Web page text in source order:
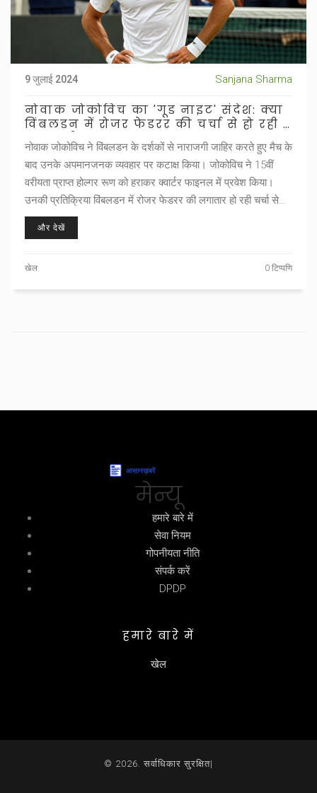
9 जुलाई 2024 Sanjana Sharma
नोवाक जोकोविच का 'गूड नाइट' संदेश: क्या
विंबलडन में रोजर फेडरर की चर्चा से हो रही है
नाराजगी?
नोवाक जोकोविच ने विंबलडन के दर्शकों से नाराजगी जाहिर करते हुए मैच के
बाद उनके अपमानजनक व्यवहार पर कटाक्ष किया। जोकोविच ने 15वीं
वरीयता प्राप्त होल्गर रूण को हराकर क्वार्टर फाइनल में प्रवेश किया।
उनकी प्रतिक्रिया विंबलडन में रोजर फेडरर की लगातार हो रही चर्चा से
उपजी हो सकती है।
और देखें
खेल 0 टिप्पणि
मेन्यू
हमारे बारे में
सेवा नियम
गोपनीयता नीति
संपर्क करें
DPDP
हमारे बारे में
खेल
© 2026. सर्वाधिकार सुरक्षित|